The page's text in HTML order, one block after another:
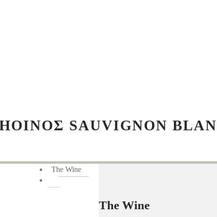
SAUVIGNON
The Wine
The Wine